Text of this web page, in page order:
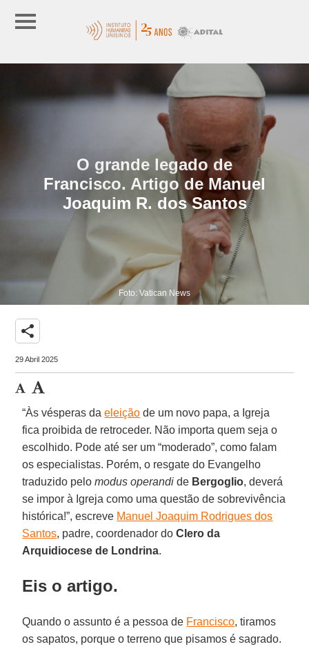
O grande legado de
Francisco. Artigo de Manuel
Joaquim R. dos Santos
Foto: Vatican News
share
29 Abril 2025
“Às vésperas daeleição de um novo papa, a Igreja
fica proibida de retroceder. Não importa quem seja o
escolhido. Pode até ser um “moderado”, como falam
os especialistas. Porém, o resgate do Evangelho
traduzido pelomodus operandi de Bergoglio, deverá
se impor à Igreja como uma questão de sobrevivência
histórica!”, escreve Manuel Joaquim Rodrigues dos
Santos, padre, coordenador doClero da
Arquidiocese de Londrina.
Eis o artigo.
Quando o assunto é a pessoa de Francisco, tiramos
os sapatos, porque o terreno que pisamos é sagrado.